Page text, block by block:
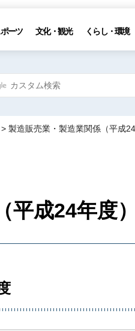
ーツ 文化・観光 くらし・環境
> 製造販売業・製造業関係（平成24
成24年度）